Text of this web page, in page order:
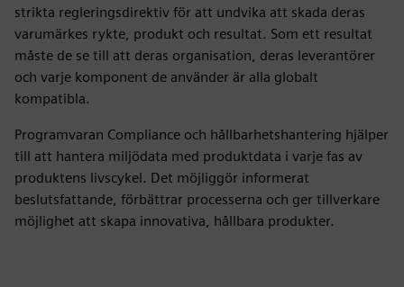
strikta regleringsdirektiv för att undvika att skada deras
varumärkes rykte, produkt och resultat. Som ett resultat
måste de se till att deras organisation, deras leverantörer
och varje komponent de använder är alla globalt
kompatibla.
Programvaran Compliance och hållbarhetshantering hjälper
till att hantera miljödata med produktdata i varje fas av
produktens livscykel. Det möjliggör informerat
beslutsfattande, förbättrar processerna och ger tillverkare
möjlighet att skapa innovativa, hållbara produkter.